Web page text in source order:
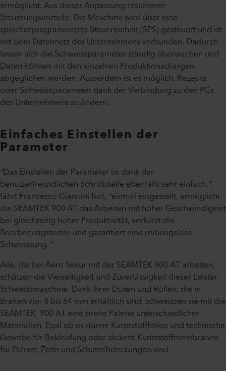
ermöglicht. Aus dieser Anpassung resultieren
Steuerungsvorteile. Die Maschine wird über eine
speicherprogrammierte Steuereinheit (SPS) gesteuert und ist
mit dem Datennetz des Unternehmens verbunden. Dadurch
lassen sich die Schweissparameter ständig überwachen und
Daten können mit den einzelnen Produktionschargen
abgeglichen werden. Ausserdem ist es möglich, Rezepte
oder Schweissparameter dank der Verbindung zu den PCs
des Unternehmens zu ändern.
Einfaches Einstellen der
Parameter
“Das Einstellen der Parameter ist dank der
benutzerfreundlichen Schnittstelle ebenfalls sehr einfach.”,
fährt Francesco Giannini fort, “einmal eingestellt, ermöglicht
die SEAMTEK 900 AT das Arbeiten mit hoher Geschwindigkeit
bei gleichzeitig hoher Produktivität, verkürzt die
Bearbeitungszeiten und garantiert eine reibungslose
Schweissung.”
Alle, die bei Aero Sekur mit der SEAMTEK 900 AT arbeiten,
schätzen die Vielseitigkeit und Zuverlässigkeit dieser Leister-
Schweissmaschine. Dank ihrer Düsen und Rollen, die in
Breiten von 8 bis 64 mm erhältlich sind, schweissen sie mit die
SEAMTEK 900 AT eine breite Palette unterschiedlicher
Materialien. Egal ob es dünne Kunststofffolien und technische
Gewebe für Bekleidung oder dickere Kunststoffmembranen
für Planen, Zelte und Schutzabdeckungen sind.